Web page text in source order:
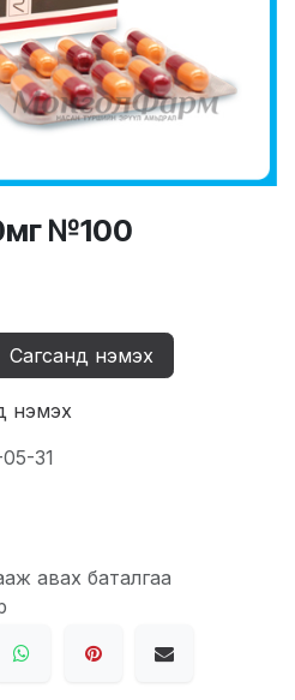
№100
Сагсанд нэмэх
нэмэх
31
авах баталгаа